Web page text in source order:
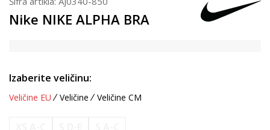
Nike NIKE ALPHA BRA
Izaberite veličinu:
Veličine EU Veličine Veličine CM